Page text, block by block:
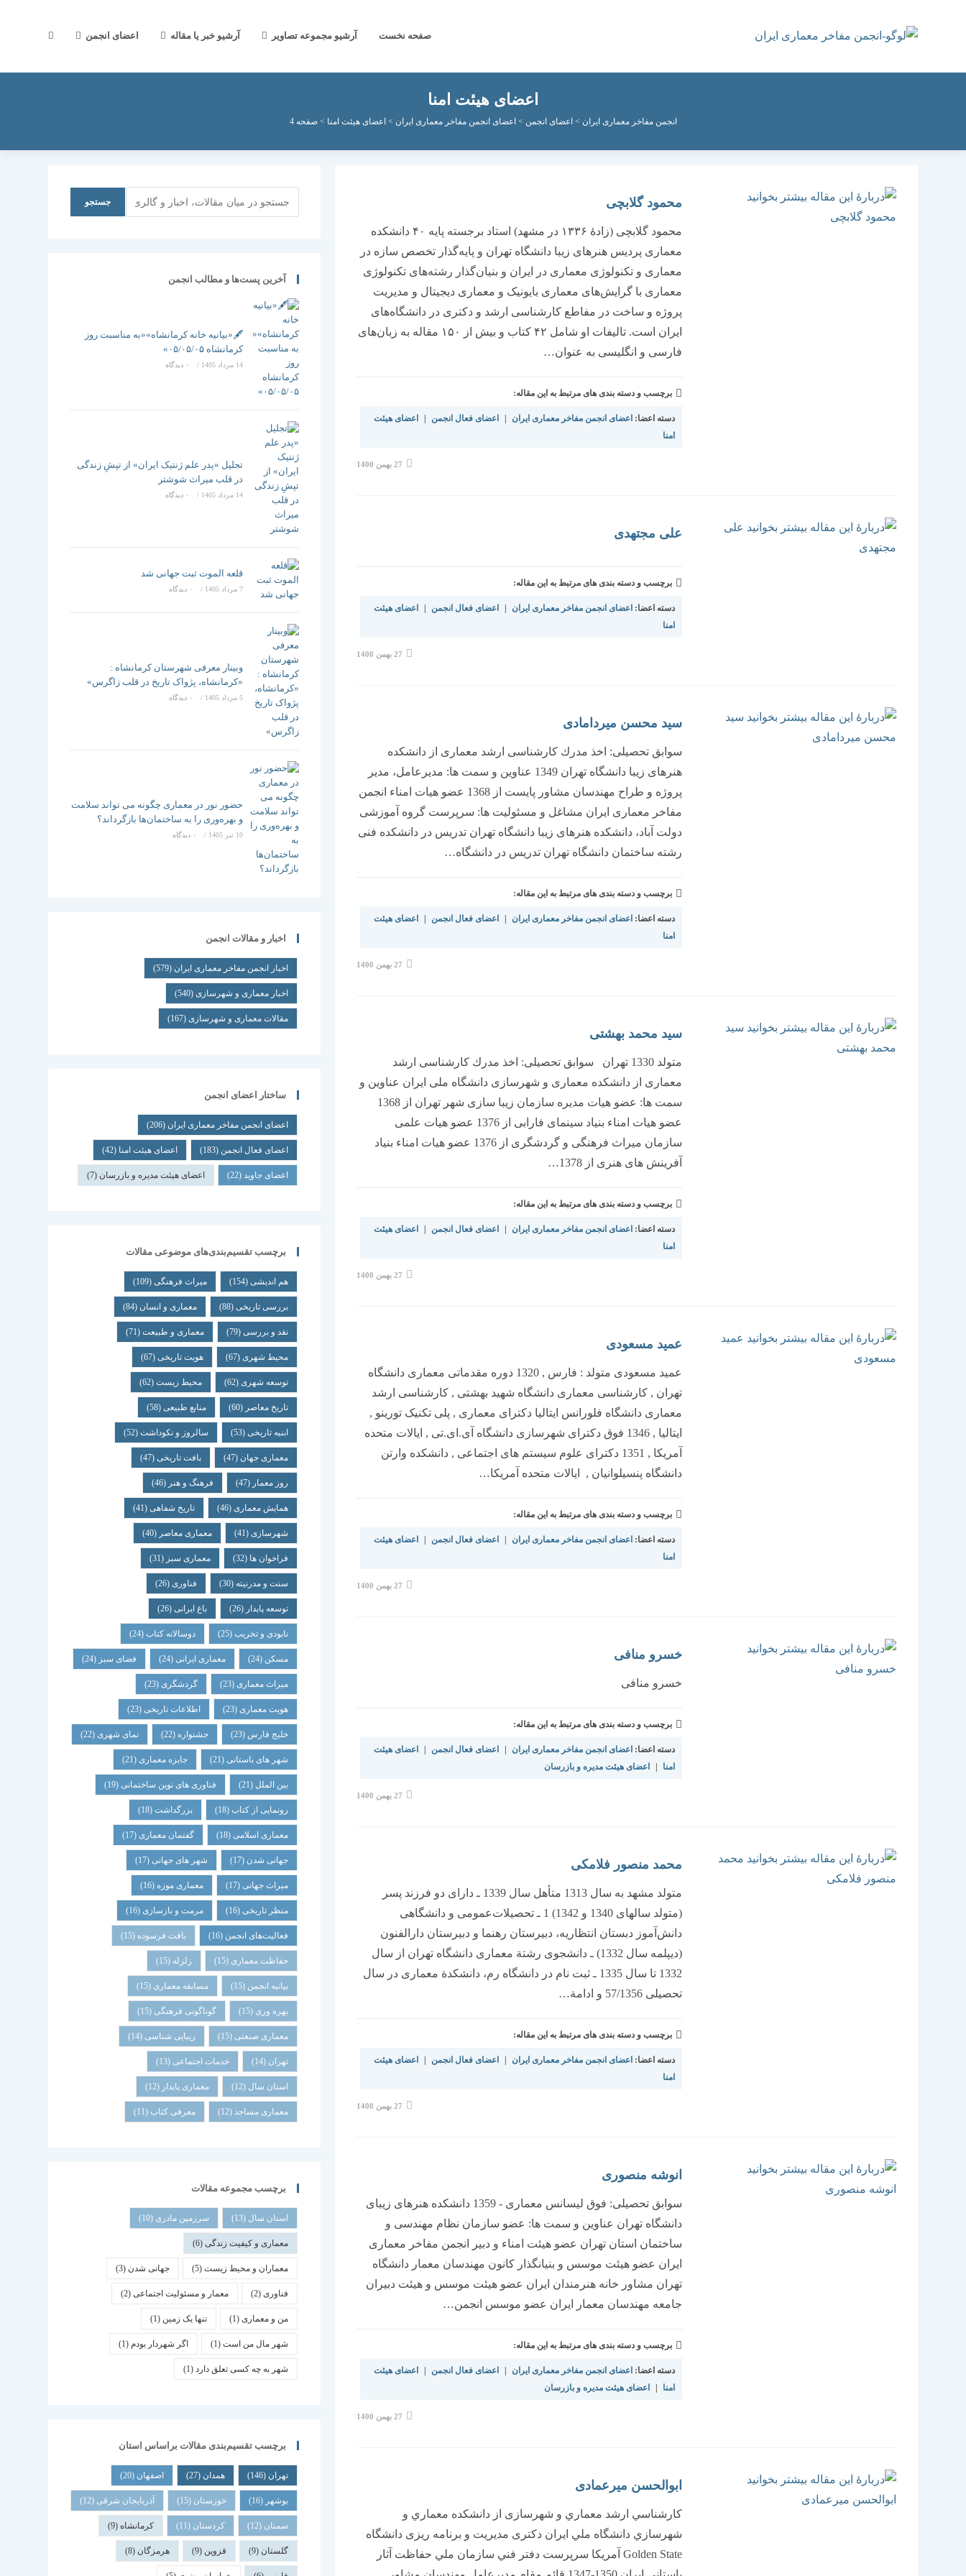
صفحه نخست آرشیو مجموعه تصاویر آرشیو خبر یا مقاله اعضای انجمن جستجوی
اعضای هیئت امنا
انجمن مفاخر معماری ایران > اعضای انجمن > اعضای انجمن مفاخر معماری ایران > اعضای هیئت امنا >صفحه 4
محمود گلابچی
محمود گلابچی (زادهٔ ۱۳۳۶ در مشهد) استاد برجسته پایه ۴۰ دانشکده
معماری پردیس هنرهای زیبا دانشگاه تهران و پایه‌گذار تخصص سازه در
معماری و تکنولوژی معماری در ایران و بنیان‌گذار رشته‌های تکنولوژی
معماری با گرایش‌های معماری بایونیک و معماری دیجیتال و مدیریت
پروژه و ساخت در مفاطع کارشناسی ارشد و دکتری در دانشگاه‌های
ایران است. تالیفات او شامل ۴۲ کتاب و بیش از ۱۵۰ مقاله به زبان‌های
فارسی و انگلیسی به عنوان…
برچسب و دسته بندی های مرتبط به این مقاله:
دسته اعضا: اعضای انجمن مفاخر معماری ایران اعضای فعال انجمن
اعضای هیئت
امنا
نوشته
منتشر
27 بهمن 1400
علی مجتهدی
برچسب و دسته بندی های مرتبط به این مقاله:
دسته اعضا: اعضای انجمن مفاخر معماری ایران اعضای فعال انجمن
اعضای هیئت
امنا
نوشته
منتشر
27 بهمن 1400
سید محسن میردامادی
سوابق تحصیلی: اخذ مدرك كارشناسی ارشد معماری از دانشكده
هنرهای زیبا دانشگاه تهران 1349 عناوین و سمت ها: مدیرعامل، مدیر
پروژه و طراح مهندسان مشاور پایست از 1368 عضو هیات امناء انجمن
مفاخر معماری ایران مشاغل و مسئولیت ها: سرپرست گروه آموزشی
دولت آباد، دانشكده هنرهای زیبا دانشگاه تهران تدریس در دانشكده فنی
رشته ساختمان دانشگاه تهران تدریس در دانشگاه…
برچسب و دسته بندی های مرتبط به این مقاله:
دسته اعضا: اعضای انجمن مفاخر معماری ایران اعضای فعال انجمن
اعضای هیئت
امنا
نوشته
منتشر
27 بهمن 1400
سید محمد بهشتی
متولد 1330 تهران سوابق تحصیلی: اخذ مدرك كارشناسی ارشد
معماری از دانشكده معماری و شهرسازی دانشگاه ملی ایران عناوین و
سمت ها: عضو هیات مدیره سازمان زیبا سازی شهر تهران از 1368
عضو هیات امناء بنیاد سینمای فارابی از 1376 عضو هیات علمی
سازمان میراث فرهنگی و گردشگری از 1376 عضو هیات امناء بنیاد
آفرینش های هنری از 1378…
برچسب و دسته بندی های مرتبط به این مقاله:
دسته اعضا: اعضای انجمن مفاخر معماری ایران اعضای فعال انجمن
اعضای هیئت
امنا
نوشته
منتشر
27 بهمن 1400
عمید مسعودی
عمید مسعودی متولد : فارس , 1320 دوره مقدماتی معماری دانشگاه
تهران , کارشناسی معماری دانشگاه شهید بهشتی , کارشناسی ارشد
معماری دانشگاه فلورانس ایتالیا دکترای معماری , پلی تکنیک تورینو ,
ایتالیا , 1346 فوق دکترای شهرسازی دانشگاه آی.ای.تی , ایالات متحده
آمریکا , 1351 دکترای علوم سیستم های اجتماعی , دانشکده وارتن
دانشگاه پنسیلوانیان , ایالات متحده آمریکا…
برچسب و دسته بندی های مرتبط به این مقاله:
دسته اعضا: اعضای انجمن مفاخر معماری ایران اعضای فعال انجمن
اعضای هیئت
امنا
نوشته
منتشر
27 بهمن 1400
خسرو منافی
خسرو منافی
برچسب و دسته بندی های مرتبط به این مقاله:
دسته اعضا: اعضای انجمن مفاخر معماری ایران اعضای فعال انجمن
اعضای هیئت
امنا
اعضای هیئت مدیره و بازرسان
نوشته
منتشر
27 بهمن 1400
محمد منصور فلامکی
متولد مشهد به‌ سال‌ 1313 متأهل‌ سال‌ 1339 ـ دارای دو فرزند پسر
(متولد سالهای 1340 و 1342) 1 ـ تحصيلات‌عمومی و دانشگاهی
دانش‌آموز دبستان‌ انتظاريه‌، دبيرستان‌ رهنما و دبيرستان‌ دارالفنون‌
(ديپلمه‌ سال‌ 1332) ـ دانشجوی رشتة‌ معماری دانشگاه‌ تهران‌ از سال‌
1332 تا سال‌ 1335 ـ ثبت‌ نام‌ در دانشگاه‌ رم‌، دانشكدة‌ معماری در سال‌
تحصيلی 57/1356 و ادامة‌…
برچسب و دسته بندی های مرتبط به این مقاله:
دسته اعضا: اعضای انجمن مفاخر معماری ایران اعضای فعال انجمن
اعضای هیئت
امنا
نوشته
منتشر
27 بهمن 1400
انوشه منصوری
سوابق تحصیلی: فوق لیسانس معماری - 1359 دانشکده هنرهای زیبای
دانشگاه تهران عناوین و سمت ها: عضو سازمان نظام مهندسی و
ساختمان استان تهران عضو هیئت امناء و دبیر انجمن مفاخر معماری
ایران عضو هیئت موسس و بنیانگذار کانون مهندسان معمار دانشگاه
تهران مشاور خانه هنرمندان ایران عضو هیئت موسس و هیئت دبیران
جامعه مهندسان معمار ایران عضو موسس انجمن…
برچسب و دسته بندی های مرتبط به این مقاله:
دسته اعضا: اعضای انجمن مفاخر معماری ایران اعضای فعال انجمن
اعضای هیئت
امنا
اعضای هیئت مدیره و بازرسان
نوشته
منتشر
27 بهمن 1400
ابوالحسن میرعمادی
كارشناسي ارشد معماري و شهرسازی از دانشكده معماري و
شهرسازي دانشگاه ملي ايران دکتری مدیریت و برنامه ریزی دانشگاه
Golden State آمریکا سرپرست دفتر فني سازمان ملي حفاظت آثار
جستجو
آخرین پست‌ها و مطالب انجمن
🖋️«بیانیه خانه کرمانشاه»«به مناسبت روز
کرمانشاه ۰۵/۰۵/۰۵»
14 مرداد 1405 / ۰ دیدگاه
تجلیل «پدر علم ژنتیک ایران» از تپشِ زندگی
در قلب میراث شوشتر
14 مرداد 1405 / ۰ دیدگاه
قلعه الموت ثبت جهانی شد
7 مرداد 1405 / ۰ دیدگاه
وبینار معرفی شهرستان کرمانشاه :
«کرمانشاه، پژواک تاریخ در قلب زاگرس»
5 مرداد 1405 / ۰ دیدگاه
حضور نور در معماری چگونه می تواند سلامت
و بهره‌وری را به ساختمان‌ها بازگرداند؟
10 تیر 1405 / ۰ دیدگاه
اخبار و مقالات انجمن
اخبار انجمن مفاخر معماری ایران (579)
اخبار معماری و شهرسازی(540)
مقالات معماری و شهرسازی(167)
ساختار اعضای انجمن
اعضای انجمن مفاخر معماری ایران (206)
اعضای فعال انجمن (183) اعضای هیئت امنا (42)
اعضای جاوید(22) اعضای هیئت مدیره و بازرسان (7)
برچسب تقسیم‌بندی‌های موضوعی مقالات
هم اندیشی(154) میراث فرهنگی(109)
بررسی تاریخی(88) معماری و انسان (84)
نقد و بررسی(79) معماری و طبیعت(71)
محیط شهری(67) هویت تاریخی(67)
توسعه شهری(62) محیط زیست(62)
تاریخ معاصر (60) منابع طبیعی(58)
ابنیه تاریخی(53) سالروز و نکوداشت(52)
معماری جهان (47) بافت تاریخی(47)
روز معمار (47) فرهنگ و هنر (46)
همایش معماری(46) تاریخ شفاهی(41)
شهرسازی(41) معماری معاصر (40)
فراخوان ها (32) معماری سبز (31)
سنت و مدرنیته (30) فناوری(26)
توسعه پایدار (26) باغ ایرانی(26)
نابودی و تخریب(25) دوسالانه کتاب(24)
مسکن (24) معماری ایرانی(24) فضای سبز (24)
میراث معماری(23) گردشگری(23)
هویت معماری(23) اطلاعات تاریخی(23)
خلیج فارس (23) جشنواره (22) نمای شهری(22)
شهر های باستانی(21) جایزه معماری(21)
بین الملل (21) فناوری های نوین ساختمانی(19)
رونمایی از کتاب(18) بزرگداشت(18)
معماری اسلامی(18) گفتمان معماری(17)
جهانی شدن (17) شهر های جهانی(17)
میراث جهانی(17) معماری موزه (16)
منظر تاریخی(16) مرمت و بازسازی(16)
فعالیت‌های انجمن (16) بافت فرسوده (15)
حفاظت معماری (15) زلزله (15)
بیانیه انجمن (15) مسابقه معماری (15)
بهره وری (15) گوناگونی فرهنگی (15)
معماری صنعتی (15) زیبایی شناسی (14)
تهران (14) خدمات اجتماعی (13)
استان سال (12) معماری پایدار (12)
معماری مساجد(12) معرفی کتاب (11)
برچسب مجموعه مقالات
استان سال (13) سرزمین مادری (10)
معماری و کیفیت زندگی(6)
معماران و محیط زیست(5) جهانی شدن (3)
فناوری(2) معمار و مسئولیت اجتماعی(2)
من و معماری(1) تنها یک زمین (1)
شهر مال من است(1) اگر شهردار بودم (1)
شهر به چه کسی تعلق دارد(1)
برچسب تقسیم‌بندی مقالات براساس استان
تهران (146) همدان (27) اصفهان (20)
بوشهر (16) خوزستان (15) آذربایجان شرقی (12)
سمنان (12) کردستان (11) کرمانشاه(9)
گلستان (9) قزوین (9) هرمزگان (8)